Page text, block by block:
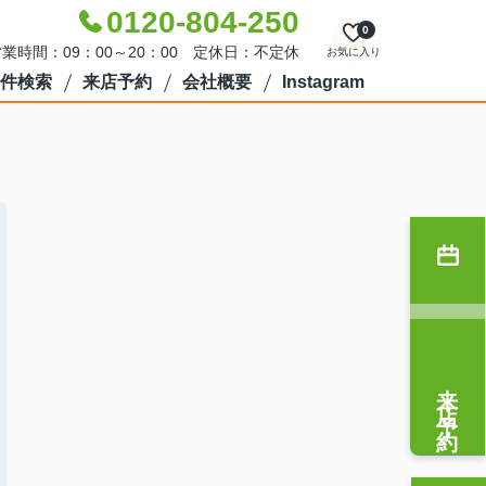
0120-804-250
時間：09：00～20：00 定休日：不定休 お気に入り
0
検索 来店予約 会社概要 Instagram
来店予約